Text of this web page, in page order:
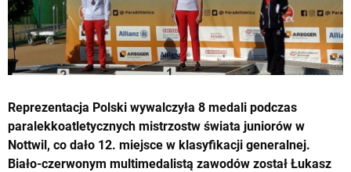
Reprezentacja Polski wywalczyła 8 medali podczas
paralekkoatletycznych mistrzostw świata juniorów w
Nottwil, co dało 12. miejsce w klasyfikacji generalnej.
Biało-czerwonym multimedalistą zawodów został Łukasz